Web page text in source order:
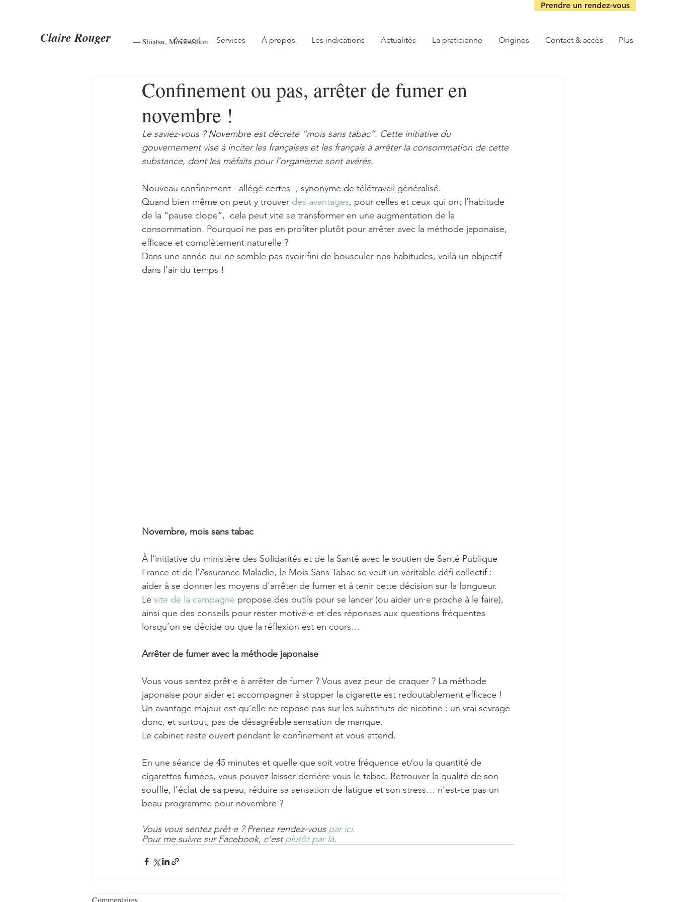
Claire Rouger — Shiatsu, Moxibustion
Prendre un rendez-vous
Accueil Services À propos Les indications Actualités La praticienne Origines Contact & accès Plus
Confinement ou pas, arrêter de fumer en
novembre !
Le saviez-vous ? Novembre est décrété “mois sans tabac“. Cette initiative du
gouvernement vise à inciter les françaises et les français à arrêter la consommation de cette
substance, dont les méfaits pour l’organisme sont avérés.
Nouveau confinement - allégé certes -, synonyme de télétravail généralisé.
Quand bien même on peut y trouver des avantages, pour celles et ceux qui ont l’habitude
de la “pause clope“,  cela peut vite se transformer en une augmentation de la
consommation. Pourquoi ne pas en profiter plutôt pour arrêter avec la méthode japonaise,
efficace et complètement naturelle ?
Dans une année qui ne semble pas avoir fini de bousculer nos habitudes, voilà un objectif
dans l’air du temps !
Novembre, mois sans tabac
À l’initiative du ministère des Solidarités et de la Santé avec le soutien de Santé Publique
France et de l’Assurance Maladie, le Mois Sans Tabac se veut un véritable défi collectif :
aider à se donner les moyens d’arrêter de fumer et à tenir cette décision sur la longueur.
Le site de la campagne propose des outils pour se lancer (ou aider un·e proche à le faire),
ainsi que des conseils pour rester motivé·e et des réponses aux questions fréquentes
lorsqu’on se décide ou que la réflexion est en cours…
Arrêter de fumer avec la méthode japonaise
Vous vous sentez prêt·e à arrêter de fumer ? Vous avez peur de craquer ? La méthode
japonaise pour aider et accompagner à stopper la cigarette est redoutablement efficace !
Un avantage majeur est qu’elle ne repose pas sur les substituts de nicotine : un vrai sevrage
donc, et surtout, pas de désagréable sensation de manque.
Le cabinet reste ouvert pendant le confinement et vous attend.
En une séance de 45 minutes et quelle que soit votre fréquence et/ou la quantité de
cigarettes fumées, vous pouvez laisser derrière vous le tabac. Retrouver la qualité de son
souffle, l’éclat de sa peau, réduire sa sensation de fatigue et son stress… n’est-ce pas un
beau programme pour novembre ?
Vous vous sentez prêt·e ? Prenez rendez-vous par ici.
Pour me suivre sur Facebook, c’est plutôt par là.